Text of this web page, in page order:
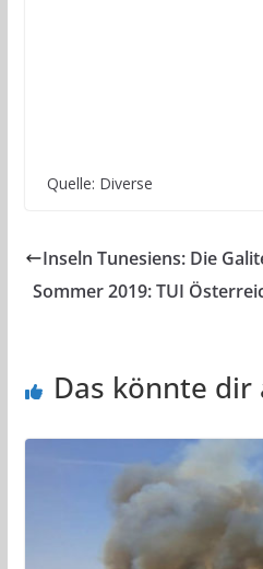
Quelle: Diverse
Inseln Tunesiens: Die
Sommer 2019: TUI
Das könnte dir